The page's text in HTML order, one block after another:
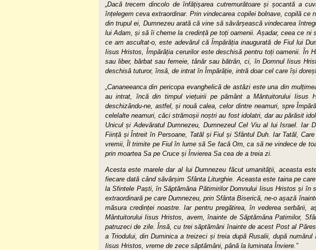
„Dacă trecem dincolo de înfățișarea cutremurătoare și șocantă a
înțelegem ceva extraordinar. Prin vindecarea copilei bolnave, copilă ce
din trupul ei, Dumnezeu arată că vine să săvârșească vindecarea
lui Adam, și să îi cheme la credință pe toți oamenii. Așadar, ceea ce ni
ce am ascultat-o, este adevărul că Împărăția inaugurată de Fiul lui
Iisus Hristos, Împărăția cerurilor este deschisă pentru toți oamenii. În
sau liber, bărbat sau femeie, tânăr sau bătrân, ci, în Domnul Iisus
deschisă tuturor, însă, de intrat în Împărăție, intră doar cel care își
„Cananeeanca din pericopa evanghelică de astăzi este una din
au intrat, încă din timpul viețuirii pe pământ a Mântuitorului Iisus
deschizându-ne, astfel, și nouă calea, celor dintre neamuri, spre
celelalte neamuri, căci strămoșii noștri au fost idolatri, dar au părăsit
Unicul și Adevăratul Dumnezeu, Dumnezeul Cel Viu al lui Israel. Iar
Ființă și Întreit în Persoane, Tatăl și Fiul și Sfântul Duh. Iar Tatăl,
vremii, Îl trimite pe Fiul în lume să Se facă Om, ca să ne vindece de
prin moartea Sa pe Cruce și Învierea Sa cea de a treia zi.
Acesta este marele dar al lui Dumnezeu făcut umanității, aceasta
fiecare dată când săvârșim Sfânta Liturghie. Aceasta este taina pe
la Sfintele Paști, în Săptămâna Pătimirilor Domnului Iisus Hristos și în
extraordinară pe care Dumnezeu, prin Sfânta Biserică, ne-o așază
măsura credinței noastre. Iar pentru pregătirea, în vederea serbării,
Mântuitorului Iisus Hristos, avem, înainte de Săptămâna Patimilor,
patruzeci de zile. Însă, cu trei săptămâni înainte de acest Post al
a Triodului, din Duminica a treizeci și treia după Rusalii, după
Iisus Hristos, vreme de zece săptămâni, până la luminata Înviere.”